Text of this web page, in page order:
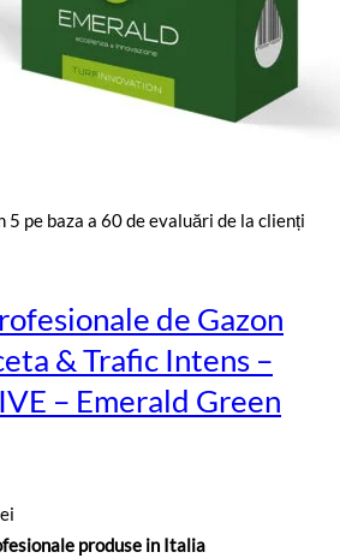
5 pe baza a 60de evaluări de la clienți
de Gazon
& Trafic Intens –
– Emerald Green
de
produse in Italia